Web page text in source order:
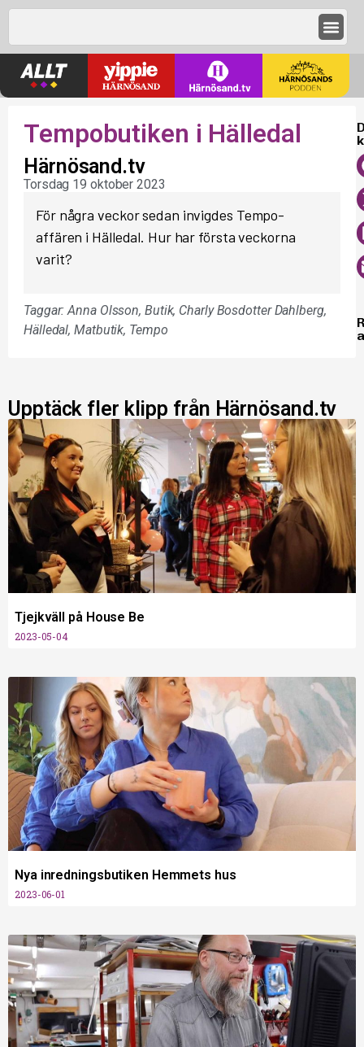
Tempobutiken i Hälledal
Härnösand.tv
Torsdag 19 oktober 2023
För några veckor sedan invigdes Tempo-
affären i Hälledal. Hur har första veckorna
varit?
Taggar:Anna Olsson, Butik, Charly Bosdotter Dahlberg,
Hälledal,Matbutik, Tempo
Upptäck fler klipp från Härnösand.tv
Tjejkväll på House Be
2023-05-04
Nya inredningsbutiken Hemmets hus
2023-06-01